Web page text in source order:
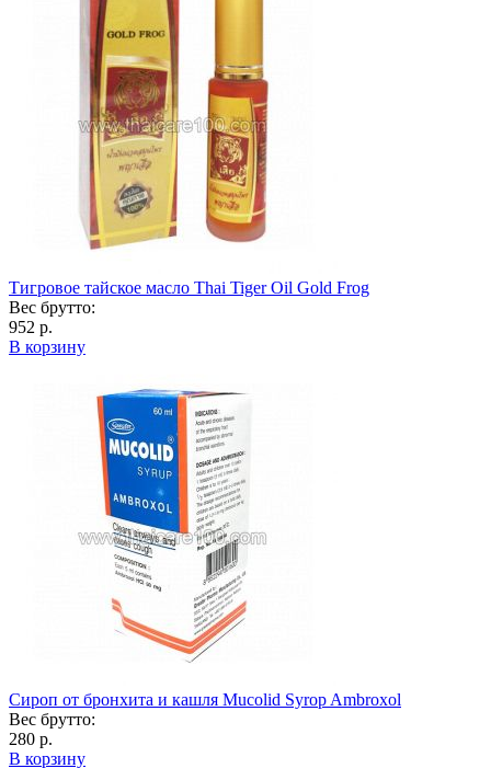
Тигровое тайское масло Thai Tiger Oil Gold Frog
Вес брутто:
952 р.
В корзину
Сироп от бронхита и кашля Mucolid Syrop Ambroxol
Вес брутто:
280 р.
В корзину